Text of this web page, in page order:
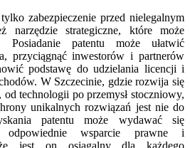
zabezpieczenie przed nielegalnym
narzędzie strategiczne, które może
Posiadanie patentu może ułatwić
przyciągnąć inwestorów i partnerów
podstawę do udzielania licencji i
W Szczecinie, gdzie rozwija się
technologii po przemysł stoczniowy,
unikalnych rozwiązań jest nie do
patentu może wydawać się
odpowiednie wsparcie prawne i
jest on osiągalny dla każdego